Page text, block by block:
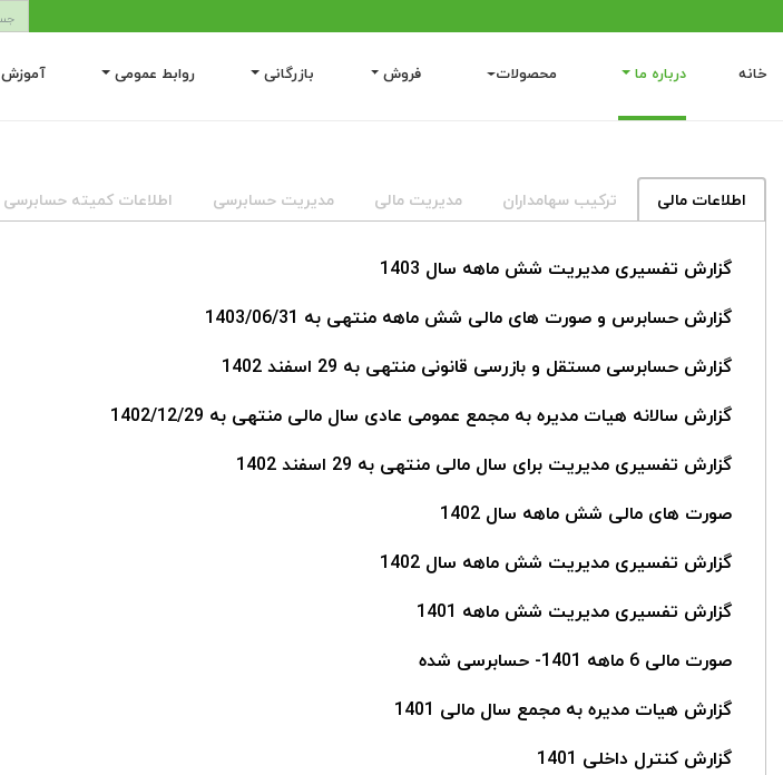
خانه درباره ما محصولات فروش بازرگانی روابط عمومی آموزش
اطلاعات مالی ترکیب سهامداران مدیریت مالی مدیریت حسابرسی اطلاعات کمیته حسابرسی
گزارش تفسیری مدیریت شش ماهه سال 1403
گزارش حسابرس و صورت های مالی شش ماهه منتهی به 1403/06/31
گزارش حسابرسی مستقل و بازرسی قانونی منتهی به 29 اسفند 1402
گزارش سالانه هیات مدیره به مجمع عمومی عادی سال مالی منتهی به 1402/12/29
گزارش تفسیری مدیریت برای سال مالی منتهی به 29 اسفند 1402
صورت های مالی شش ماهه سال 1402
گزارش تفسیری مدیریت شش ماهه سال 1402
گزارش تفسیری مدیریت شش ماهه 1401
صورت مالی 6 ماهه 1401- حسابرسی شده
گزارش هیات مدیره به مجمع سال مالی 1401
گزارش کنترل داخلی 1401